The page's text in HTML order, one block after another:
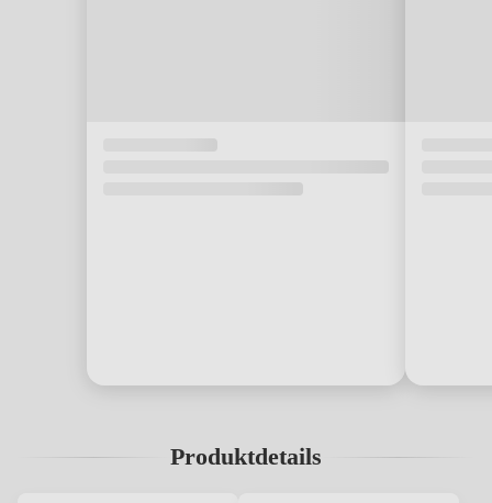
Produktdetails